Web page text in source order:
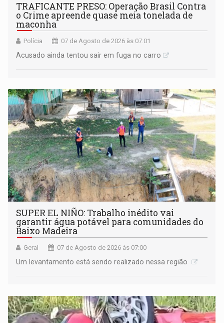
TRAFICANTE PRESO: Operação Brasil Contra
o Crime apreende quase meia tonelada de
maconha
Polícia 07 de Agosto de 2026 às 07:01
Acusado ainda tentou sair em fuga no carro
SUPER EL NIÑO: Trabalho inédito vai
garantir água potável para comunidades do
Baixo Madeira
Geral 07 de Agosto de 2026 às 07:00
Um levantamento está sendo realizado nessa região